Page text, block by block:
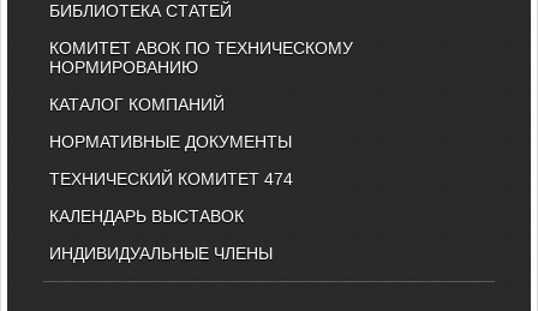
БИБЛИОТЕКА СТАТЕЙ
КОМИТЕТ АВОК ПО ТЕХНИЧЕСКОМУ
НОРМИРОВАНИЮ
КАТАЛОГ КОМПАНИЙ
НОРМАТИВНЫЕ ДОКУМЕНТЫ
ТЕХНИЧЕСКИЙ КОМИТЕТ 474
КАЛЕНДАРЬ ВЫСТАВОК
ИНДИВИДУАЛЬНЫЕ ЧЛЕНЫ